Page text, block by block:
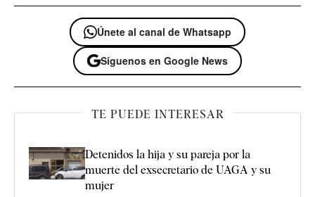
Únete al canal de Whatsapp
Síguenos en Google News
TE PUEDE INTERESAR
Detenidos la hija y su pareja por la
muerte del exsecretario de UAGA y su
mujer